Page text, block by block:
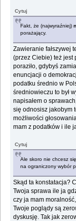
Cytuj
Fakt, że (najwyraźniej)
porażający.
Zawieranie fałszywej
(przez Ciebie) też jest
poraziło, gdybyś
enuncjacji o
podatku średnio w
średniowieczu to był
napisałem o
się odnosisz jakobym
możliwości
mam z podatków i ile
Cytuj
Ale skoro nie chcesz
na ograniczony wybór
Skąd ta konstatacja?
Twoja sprawa ile ja
czy ja mam
Twoje poglądy są
dyskusję. Tak jak